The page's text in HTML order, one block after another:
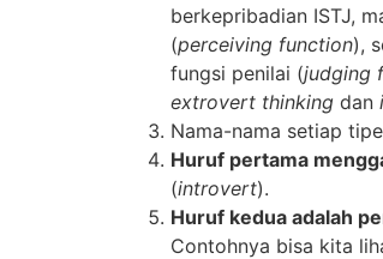
berkepribadian ISTJ,
(perceiving function),
fungsi penilai (judging
extrovert thinking dan
Nama-nama setiap
Huruf pertama
(introvert).
Huruf kedua adalah
Contohnya bisa kita